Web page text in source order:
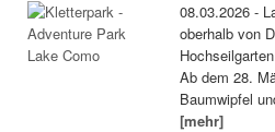
08.03.2026 -
oberhalb von
Ab dem 28.
Baumwipfel
[mehr]